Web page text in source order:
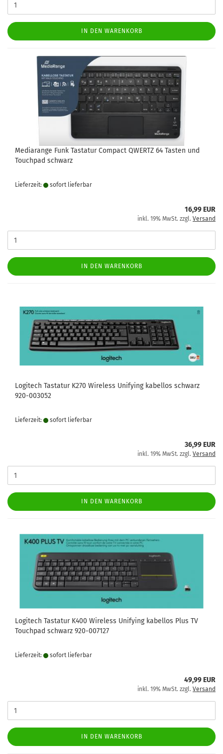
IN DEN WARENKORB
Mediarange Funk Tastatur Compact QWERTZ 64 Tasten und
Touchpad schwarz
Lieferzeit: sofort lie­fer­bar
16,99 EUR
inkl. 19% MwSt. zzgl. Versand
IN DEN WARENKORB
Logitech Tastatur K270 Wireless Unifying kabellos schwarz
920-003052
Lieferzeit: sofort lie­fer­bar
36,99 EUR
inkl. 19% MwSt. zzgl. Versand
IN DEN WARENKORB
Logitech Tastatur K400 Wireless Unifying kabellos Plus TV
Touchpad schwarz 920-007127
Lieferzeit: sofort lie­fer­bar
49,99 EUR
inkl. 19% MwSt. zzgl. Versand
IN DEN WARENKORB